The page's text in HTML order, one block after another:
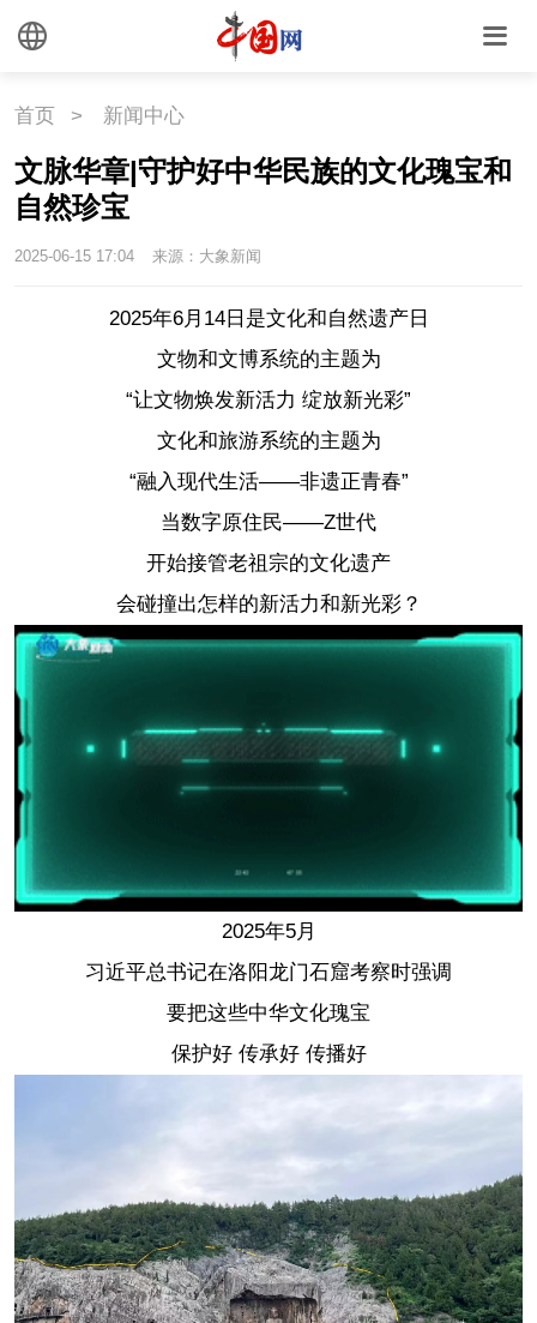
首页 > 新闻中心
文脉华章|守护好中华民族的文化瑰宝和
自然珍宝
2025-06-15 17:04 来源：大象新闻
2025年6月14日是文化和自然遗产日
文物和文博系统的主题为
“让文物焕发新活力 绽放新光彩”
文化和旅游系统的主题为
“融入现代生活——非遗正青春”
当数字原住民——Z世代
开始接管老祖宗的文化遗产
会碰撞出怎样的新活力和新光彩？
2025年5月
习近平总书记在洛阳龙门石窟考察时强调
要把这些中华文化瑰宝
保护好 传承好 传播好